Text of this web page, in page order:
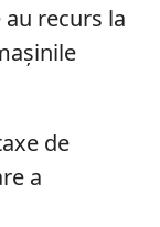
recurs la
de
a